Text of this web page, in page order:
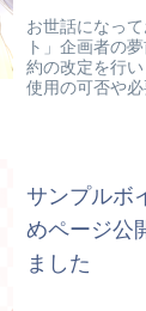
お世話になっ
ト」企画者の
約の改定を行
使用の可否や
ものであり、
サンプルボ
めページ公
ました